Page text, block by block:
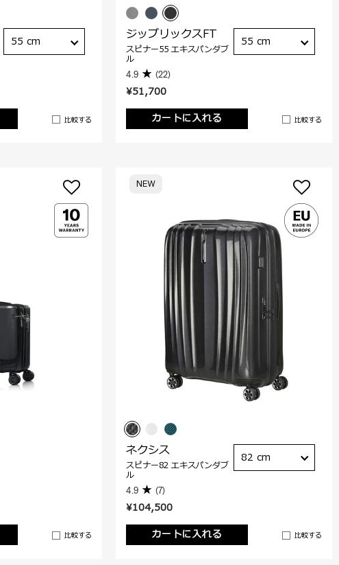
比較する
55 cm
¥51,700
カートに入れる
比較する
ジップリックスFT
スピナー55 エキスパンダブ
ル
4.9 (22)
55 cm
比較する
¥104,500
カートに入れる
比較する
NEW
ネクシス
スピナー82 エキスパンダブ
ル
4.9 (7)
82 cm